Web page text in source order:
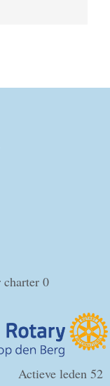
0
Actieve leden 52